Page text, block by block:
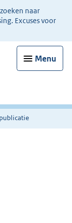
naar
Excuses voor
Menu